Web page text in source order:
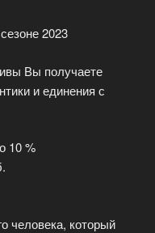
2023
Вы получаете
и единения с
10 %
человека, который